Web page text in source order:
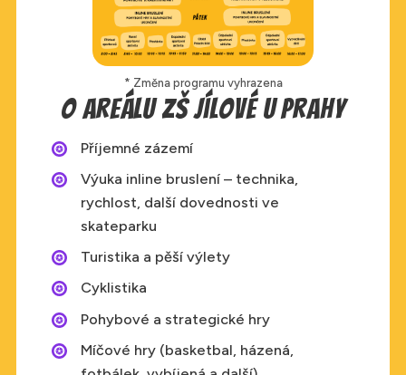
* Změna programu vyhrazena
O areálu ZŠ Jílové u Prahy
Příjemné zázemí
Výuka inline bruslení – technika,
rychlost, další dovednosti ve
skateparku
Turistika a pěší výlety
Cyklistika
Pohybové a strategické hry
Míčové hry (basketbal, házená,